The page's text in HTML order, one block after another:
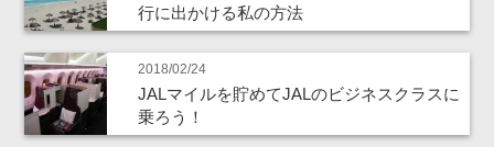
行に出かける私の方法
2018/02/24
JALマイルを貯めてJALのビジネスクラスに
乗ろう！